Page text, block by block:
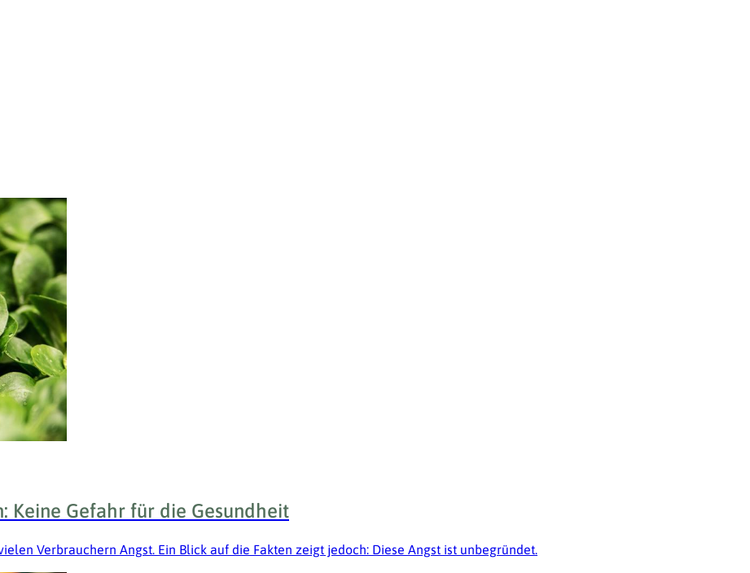
Keine Gefahr für die Gesundheit
Verbrauchern Angst. Ein Blick auf die Fakten zeigt jedoch: Diese Angst ist unbegründet.